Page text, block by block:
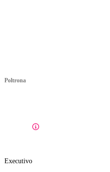
Poltrona
Executivo